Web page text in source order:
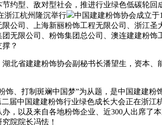
约型、敌对型社会，推进行业绿色低碳轮
浙江杭州隆沉举行
中国建建粉饰协会成立于
公司、上海新丽粉饰工程无限公司、浙江
无限公司、粉饰集团总公司、澳连建建粉
？
省建建粉饰协会副秘书长潘望生，资本、
打制斑斓中国梦”为从题，是中国建建粉
届中国建建粉饰行业绿色成长大会正在浙
，以及来自各地粉饰企业、近300人出席
院院长冯怯！